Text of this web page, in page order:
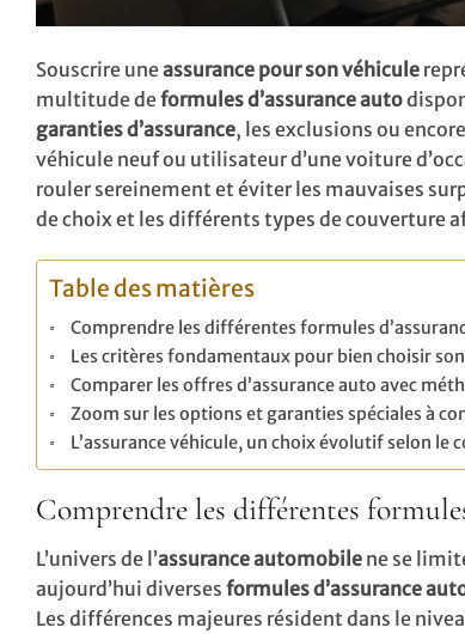
Souscrire uneassurance pour son véhicule
multitude deformules d’assurance auto
garanties d’assurance, les exclusions ou
véhicule neuf ou utilisateur d’une voiture
rouler sereinement et éviter les mauvaises
de choix et les différents types de couverture
Table des matières
Comprendre les différentes formules
Les critères fondamentaux pour bien choisir
Comparer les offres d’assurance auto avec
Zoom sur les options et garanties spéciales à
L’assurance véhicule, un choix évolutif selon le
Comprendre les différentes
L’univers de l’assurance automobile ne se
aujourd’hui diverses formules d’assurance
Les différences majeures résident dans le